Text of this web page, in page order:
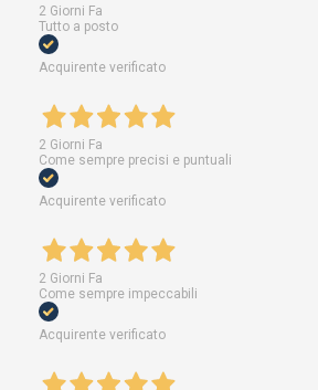
2 Giorni Fa
Tutto a posto
Acquirente verificato
2 Giorni Fa
Come sempre precisi e puntuali
Acquirente verificato
2 Giorni Fa
Come sempre impeccabili
Acquirente verificato